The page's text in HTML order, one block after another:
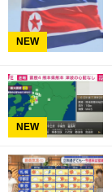
NEW
NEW